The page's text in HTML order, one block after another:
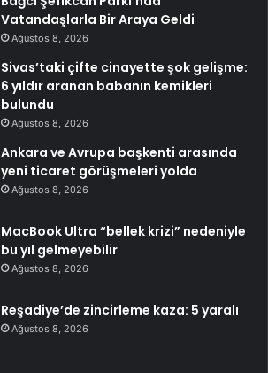
Vatandaşlarla Bir Araya Geldi
Ağustos 8, 2026
Sivas’taki çifte cinayette şok gelişme:
6 yıldır aranan babanın kemikleri
bulundu
Ağustos 8, 2026
Ankara ve Avrupa başkenti arasında
yeni ticaret görüşmeleri yolda
Ağustos 8, 2026
MacBook Ultra “bellek krizi” nedeniyle
bu yıl gelmeyebilir
Ağustos 8, 2026
Reşadiye’de zincirleme kaza: 5 yaralı
Ağustos 8, 2026